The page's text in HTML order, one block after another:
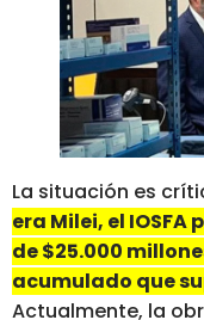
La situación es
era Milei, el
de $25.000
acumulado que
Actualmente, la